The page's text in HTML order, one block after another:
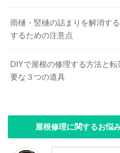
雨樋・竪樋の詰まりを解消す
するための注意点
DIYで屋根の修理する方法と
要な３つの道具
屋根修理に関するお悩